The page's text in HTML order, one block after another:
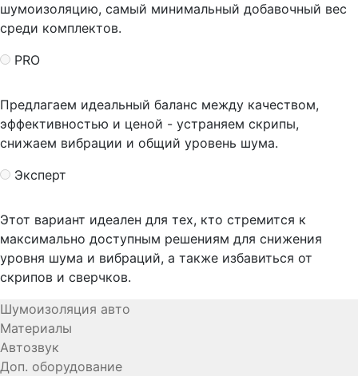
шумоизоляцию, самый минимальный добавочный вес
среди комплектов.
PRO
Предлагаем идеальный баланс между качеством,
эффективностью и ценой - устраняем скрипы,
снижаем вибрации и общий уровень шума.
Эксперт
Этот вариант идеален для тех, кто стремится к
максимально доступным решениям для снижения
уровня шума и вибраций, а также избавиться от
скрипов и сверчков.
Шумоизоляция авто
Материалы
Автозвук
Доп. оборудование